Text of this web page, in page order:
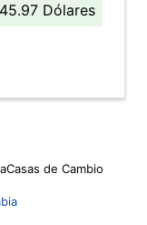
Dólares
Casas de Cambio